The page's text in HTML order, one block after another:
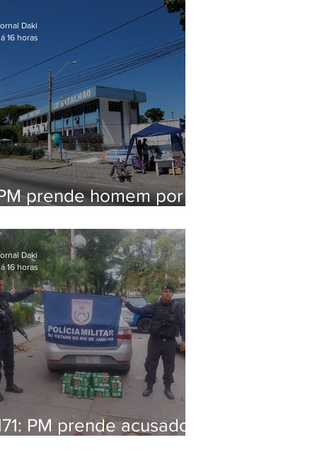
Maricá
prende homem por
Daki
16 horas
PM prende acusado
Daki
16 horas